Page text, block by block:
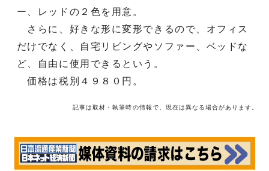
ー、レッドの２色を用意。
さらに、好きな形に変形できるので、オフィス
だけでなく、自宅リビングやソファー、ベッドな
ど、自由に使用できるという。
価格は税別４９８０円。
記事は取材・執筆時の情報で、現在は異なる場合があります。